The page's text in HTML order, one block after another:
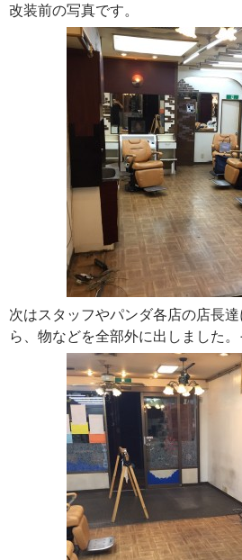
改装前の写真です。
次はスタッフやパンダ各店の店長
ら、物などを全部外に出しました。